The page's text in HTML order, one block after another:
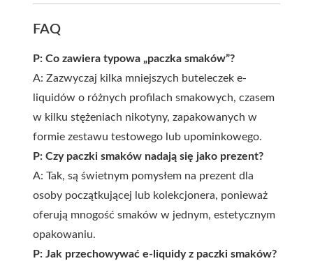
FAQ
P: Co zawiera typowa „paczka smaków”?
A: Zazwyczaj kilka mniejszych buteleczek e-
liquidów o różnych profilach smakowych, czasem
w kilku stężeniach nikotyny, zapakowanych w
formie zestawu testowego lub upominkowego.
P: Czy paczki smaków nadają się jako prezent?
A: Tak, są świetnym pomysłem na prezent dla
osoby początkującej lub kolekcjonera, ponieważ
oferują mnogość smaków w jednym, estetycznym
opakowaniu.
P: Jak przechowywać e-liquidy z paczki smaków?